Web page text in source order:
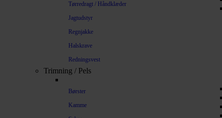
Tørredragt / Håndklæder
Jagtudstyr
Regnjakke
Halskrave
Redningsvest
Trimning / Pels
Børster
Kamme